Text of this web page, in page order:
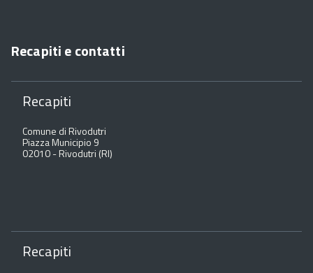
Recapiti e contatti
Recapiti
Comune di Rivodutri
Piazza Municipio 9
02010 - Rivodutri (RI)
Recapiti